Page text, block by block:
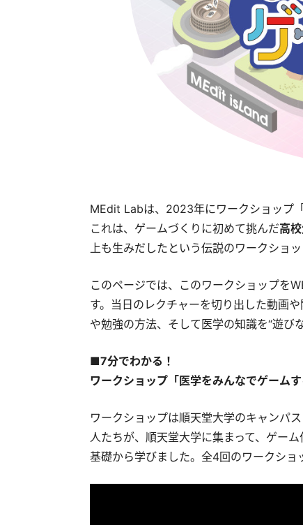
MEdit Labは、2023年にワークショップ
これは、ゲームづくりに初めて挑んだ高
上も生みだしたという伝説のワークショッ
このページでは、このワークショップを
す。当日のレクチャーを切り出した動画
や勉強の方法、そして医学の知識を“遊び
■7分でわかる！
ワークショップ「医学をみんなでゲーム
ワークショップは順天堂大学のキャンパ
人たちが、順天堂大学に集まって、ゲー
基礎から学びました。全4回のワークショ